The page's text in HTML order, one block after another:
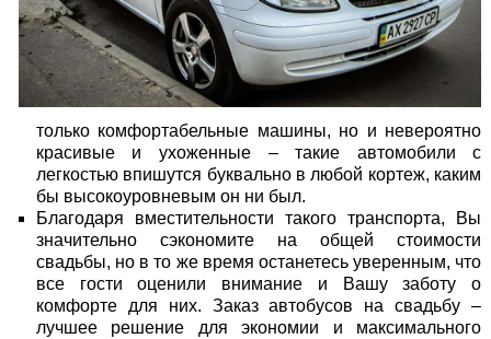
только комфортабельные машины, но и невероятно
красивые и ухоженные – такие автомобили с
легкостью впишутся буквально в любой кортеж, каким
бы высокоуровневым он ни был.
Благодаря вместительности такого транспорта, Вы
значительно сэкономите на общей стоимости
свадьбы, но в то же время останетесь уверенным, что
все гости оценили внимание и Вашу заботу о
комфорте для них. Заказ автобусов на свадьбу –
лучшее решение для экономии и максимального